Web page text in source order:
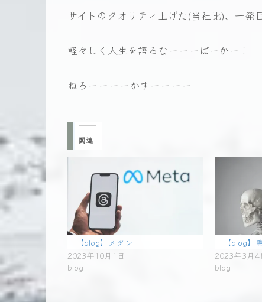
サイトのクオリティ上げた(当社比)、一発
軽々しく人生を語るなーーーばーかー！
ねろーーーーかすーーーー
関連
【blog】メタン
2023年10月1日
blog
【blog】
2023年3月4
blog